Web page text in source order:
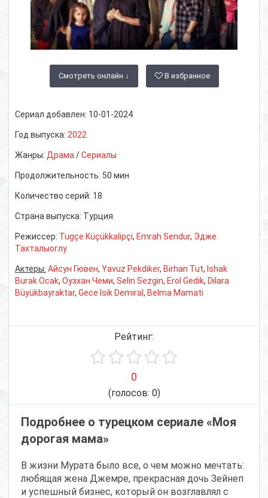
Смотреть онлайн ↓ В избранное
Сериал добавлен: 10-01-2024
Год выпуска: 2022
Жанры: Драма /Сериалы
Продолжительность: 50 мин
Количество серий: 18
Страна выпуска: Турция
Режиссер: Tugçe Küçükkalipçi, Emrah Sendur, Эдже
Тахталыоглу
Актеры: Айсун Гювен, Yavuz Pekdiker, Birhan Tut, Ishak
Burak Ocak, Оузхан Чеми, Selin Sezgin, Erol Gedik, Dilara
Büyükbayraktar, Gece Isik Demiral , Belma Mamati
Рейтинг:
0
(голосов: 0)
Подробнее о турецком сериале «Моя
дорогая мама»
В жизни Мурата было все, о чем можно мечтать:
любящая жена Джемре, прекрасная дочь Зейнеп
и успешный бизнес, который он возглавлял с